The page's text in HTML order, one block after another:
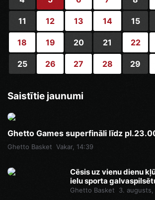
11 12 13 14 15
18 19 20 21 22
25 26 27 28 29
Saistītie jaunumi
Ghetto Games superfināli līdz
Ghetto Basket Vakar, 14:39
Cēsis uz vienu dienu
ielu sporta
Ghetto Basket 3. augusts,